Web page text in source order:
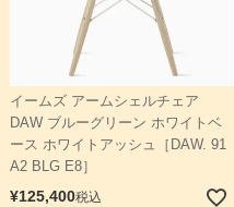
イームズ アームシェルチェア
DAW ブルーグリーン ホワイトベ
ース ホワイトアッシュ［DAW. 91
A2 BLG E8］
¥125,400税込